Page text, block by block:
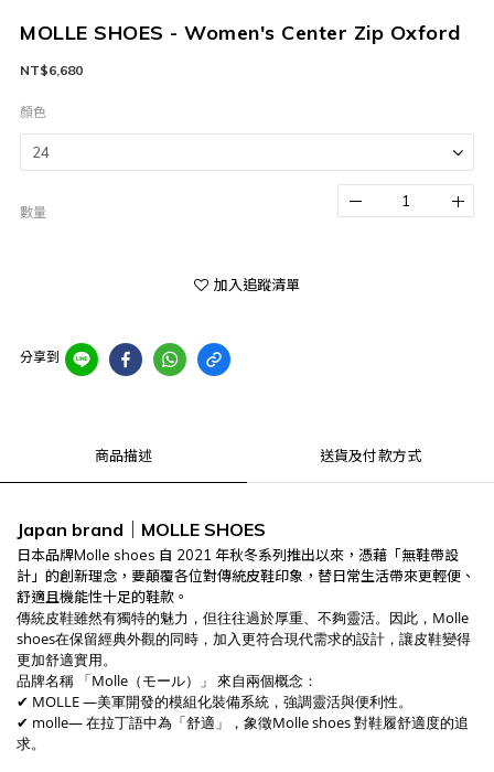
MOLLE SHOES - Women's Center Zip Oxford
NT$6,680
顏色
數量
加入追蹤清單
分享到
商品描述 送貨及付款方式
Japan brand｜MOLLE SHOES
日本品牌Molle shoes 自 2021 年秋冬系列推出以來，憑藉「無鞋帶設
計」的創新理念，要顛覆各位對傳統皮鞋印象，替日常生活帶來更輕便、
舒適且機能性十足的鞋款。
傳統皮鞋雖然有獨特的魅力，但往往過於厚重、不夠靈活。因此， Molle
shoes在保留經典外觀的同時，加入更符合現代需求的設計，讓皮鞋變得
更加舒適實用。
品牌名稱 「Molle （モール）」 來自兩個概念：
✔ MOLLE —美軍開發的模組化裝備系統，強調靈活與便利性。
✔ molle—在拉丁語中為「舒適」，象徵Molle shoes對鞋履舒適度的追
求。